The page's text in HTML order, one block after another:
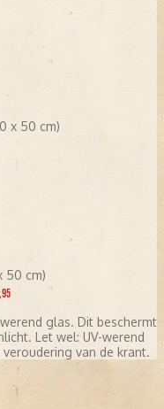
x 50 cm)
50 cm)
glas. Dit beschermt
Let wel: UV-werend
van de krant.